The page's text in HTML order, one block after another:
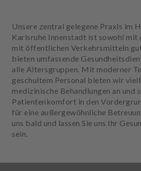
Unsere zentral gelegene Praxis im
Karlsruhe Innenstadt ist sowohl mit
mit öffentlichen Verkehrsmitteln
bieten umfassende
alle Altersgruppen. Mit moderner
geschultem Personal bieten wir
medizinische Behandlungen an und
Patientenkomfort in den
für eine außergewöhnliche
uns bald und lassen Sie uns Ihr
sein.